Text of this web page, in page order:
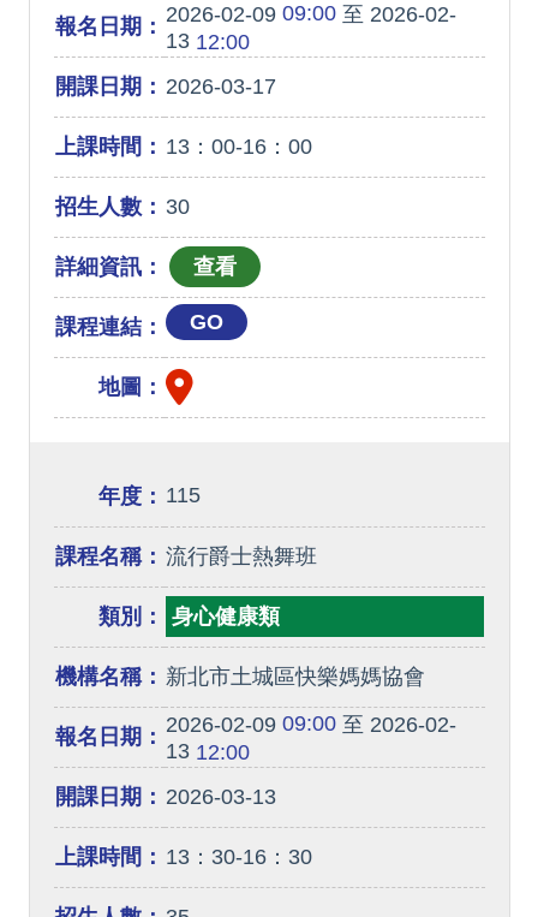
報名日期： 2026-02-0909:00至 2026-02-
1312:00
開課日期： 2026-03-17
上課時間： 13：00-16：00
招生人數： 30
詳細資訊：
課程連結： GO
地圖：
年度： 115
課程名稱： 流行爵士熱舞班
類別： 身心健康類
機構名稱： 新北市土城區快樂媽媽協會
報名日期： 2026-02-0909:00至 2026-02-
1312:00
開課日期： 2026-03-13
上課時間： 13：30-16：30